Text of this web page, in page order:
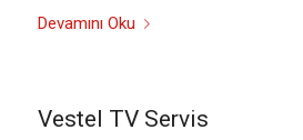
Devamını Oku
Vestel TV Servis